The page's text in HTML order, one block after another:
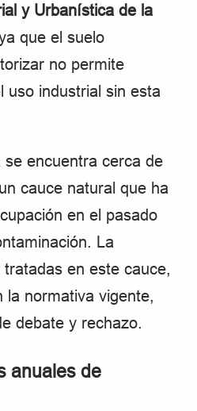
y Urbanística de la
que el suelo
no permite
uso industrial sin esta
encuentra cerca de
cauce natural que ha
en el pasado
La
en este cauce,
la normativa vigente,
debate y rechazo.
anuales de